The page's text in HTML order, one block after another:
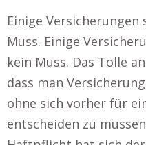
Einige
Muss. Einige
kein Muss. Das Tolle
dass man
ohne sich vorher für
entscheiden zu